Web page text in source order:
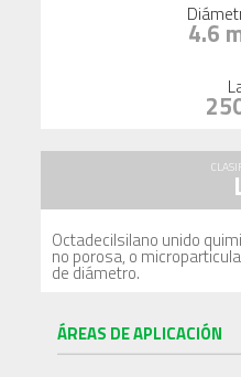
4.6
Octadecilsilano unido
no porosa, o
de diámetro.
ÁREAS DE APLICACIÓN